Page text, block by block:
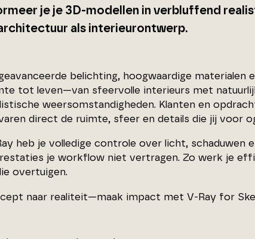
je je 3D-modellen in verbluffend
als interieurontwerp.
belichting, hoogwaardige
tot leven—van sfeervolle interieurs met
weersomstandigheden. Klanten en
direct de ruimte, sfeer en details die jij voor
heb je volledige controle over licht, schaduwen
je workflow niet vertragen. Zo werk je
overtuigen.
naar realiteit—maak impact met V-Ray for